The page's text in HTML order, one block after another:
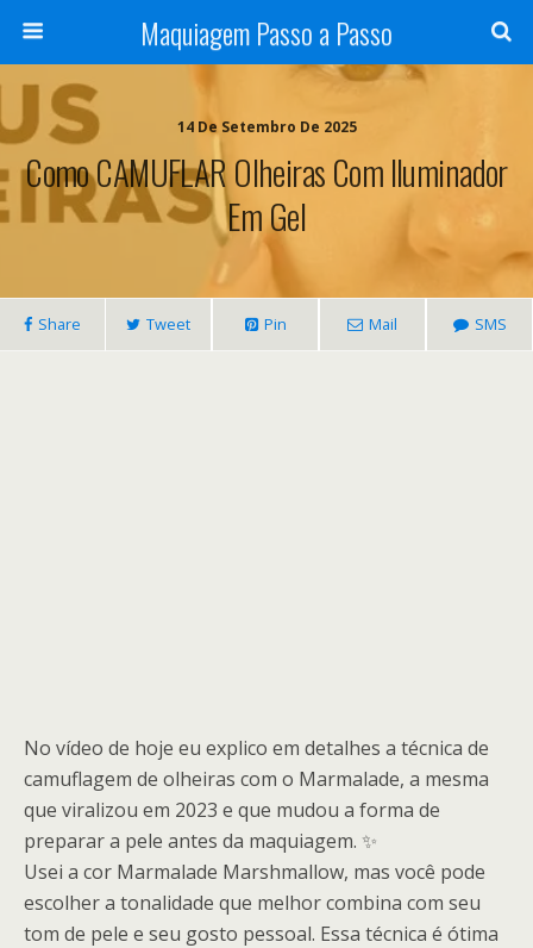
Maquiagem Passo a Passo
14 De Setembro De 2025
Como CAMUFLAR Olheiras Com Iluminador
Em Gel
Share Tweet Pin Mail SMS
No vídeo de hoje eu explico em detalhes a técnica de
camuflagem de olheiras com o Marmalade, a mesma
que viralizou em 2023 e que mudou a forma de
preparar a pele antes da maquiagem. ✨
Usei a cor Marmalade Marshmallow, mas você pode
escolher a tonalidade que melhor combina com seu
tom de pele e seu gosto pessoal. Essa técnica é ótima